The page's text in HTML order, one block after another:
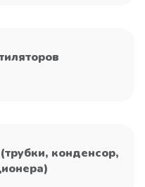
конденсор,